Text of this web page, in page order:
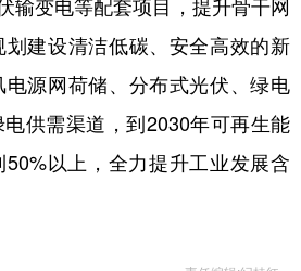
建设清洁低碳、安全高效的新
源网荷储、分布式光伏、绿电
供需渠道，到2030年可再生能
以上，全力提升工业发展含